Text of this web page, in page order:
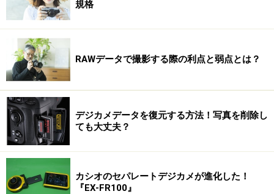
規格
RAWデータで撮影する際の利点と弱点とは？
デジカメデータを復元する方法！写真を削除し
ても大丈夫？
カシオのセパレートデジカメが進化した！
『EX-FR100』